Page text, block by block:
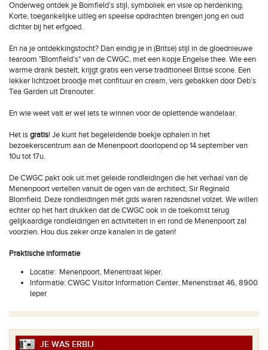
Onderweg ontdek je Bomfield’s stijl, symboliek en visie op herdenking.
Korte, toegankelijke uitleg en speelse opdrachten brengen jong en oud
dichter bij het erfgoed.
En na je ontdekkingstocht? Dan eindig je in (Britse) stijl in de gloednieuwe
tearoom "Blomfield's" van de CWGC, met een kopje Engelse thee. Wie een
warme drank bestelt, krijgt gratis een verse traditioneel Britse scone. Een
lekker lichtzoet broodje met confituur en cream, vers gebakken door Deb’s
Tea Garden uit Dranouter.
En wie weet valt er wel iets te winnen voor de oplettende wandelaar.
Het isgratis! Je kunt het begeleidende boekje ophalen in het
bezoekerscentrum aan de Menenpoort doorlopend op 14 september van
10u tot 17u.
De CWGC pakt ook uit met geleide rondleidingen die het verhaal van de
Menenpoort vertellen vanuit de ogen van de architect, Sir Reginald
Blomfield. Deze rondleidingen mét gids waren razendsnel volzet. We willen
echter op het hart drukken dat de CWGC ook in de toekomst terug
gelijkaardige rondleidingen en activiteiten in en rond de Menenpoort zal
voorzien. Hou dus zeker onze kanalen in de gaten!
Praktische informatie
Locatie: Menenpoort, Menentraat Ieper.
Informatie: CWGC Visitor Information Center, Menenstraat 46, 8900
Ieper
JE WAS ERBIJ